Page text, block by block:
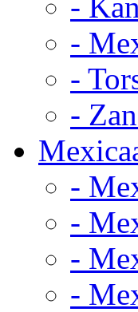
-
-
-
-
-
-
-